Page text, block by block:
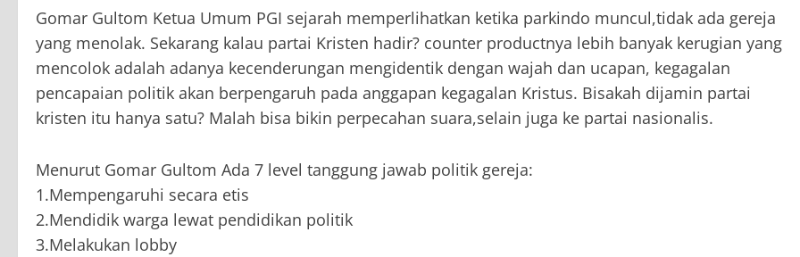
Gomar Gultom Ketua Umum PGI sejarah memperlihatkan ketika parkindo muncul,tidak ada gereja
yang menolak. Sekarang kalau partai Kristen hadir? counter productnya lebih banyak kerugian yang
mencolok adalah adanya kecenderungan mengidentik dengan wajah dan ucapan, kegagalan
pencapaian politik akan berpengaruh pada anggapan kegagalan Kristus. Bisakah dijamin partai
kristen itu hanya satu? Malah bisa bikin perpecahan suara,selain juga ke partai nasionalis.
Menurut Gomar Gultom Ada 7 level tanggung jawab politik gereja:
1.Mempengaruhi secara etis
2.Mendidik warga lewat pendidikan politik
3.Melakukan lobby